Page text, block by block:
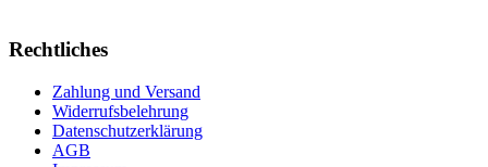
Rechtliches
Zahlung und Versand
Widerrufsbelehrung
Datenschutzerklärung
AGB